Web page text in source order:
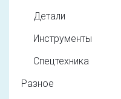
Детали
Инструменты
Спецтехника
Разное